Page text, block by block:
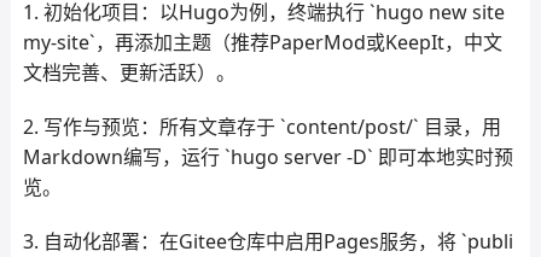
1. 初始化项目：以Hugo为例，终端执行 `hugo new site
my-site`，再添加主题（推荐PaperMod或KeepIt，中文
文档完善、更新活跃）。
2. 写作与预览：所有文章存于 `content/post/` 目录，用
Markdown编写，运行 `hugo server -D` 即可本地实时预
览。
3. 自动化部署：在Gitee仓库中启用Pages服务，将 `publi